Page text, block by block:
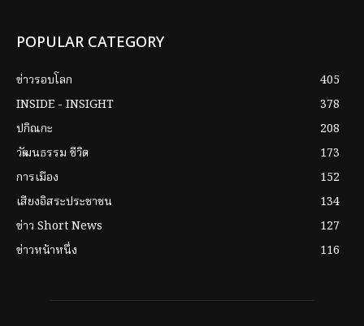
POPULAR CATEGORY
ข่าวรอบโลก
405
INSIDE - INSIGHT
378
ปกิณกะ
208
วัฒนธรรม ชีวิต
173
การเมือง
152
เสียงอิสระประชาชน
134
ข่าว Short News
127
ข่าวหน้าหนึ่ง
116